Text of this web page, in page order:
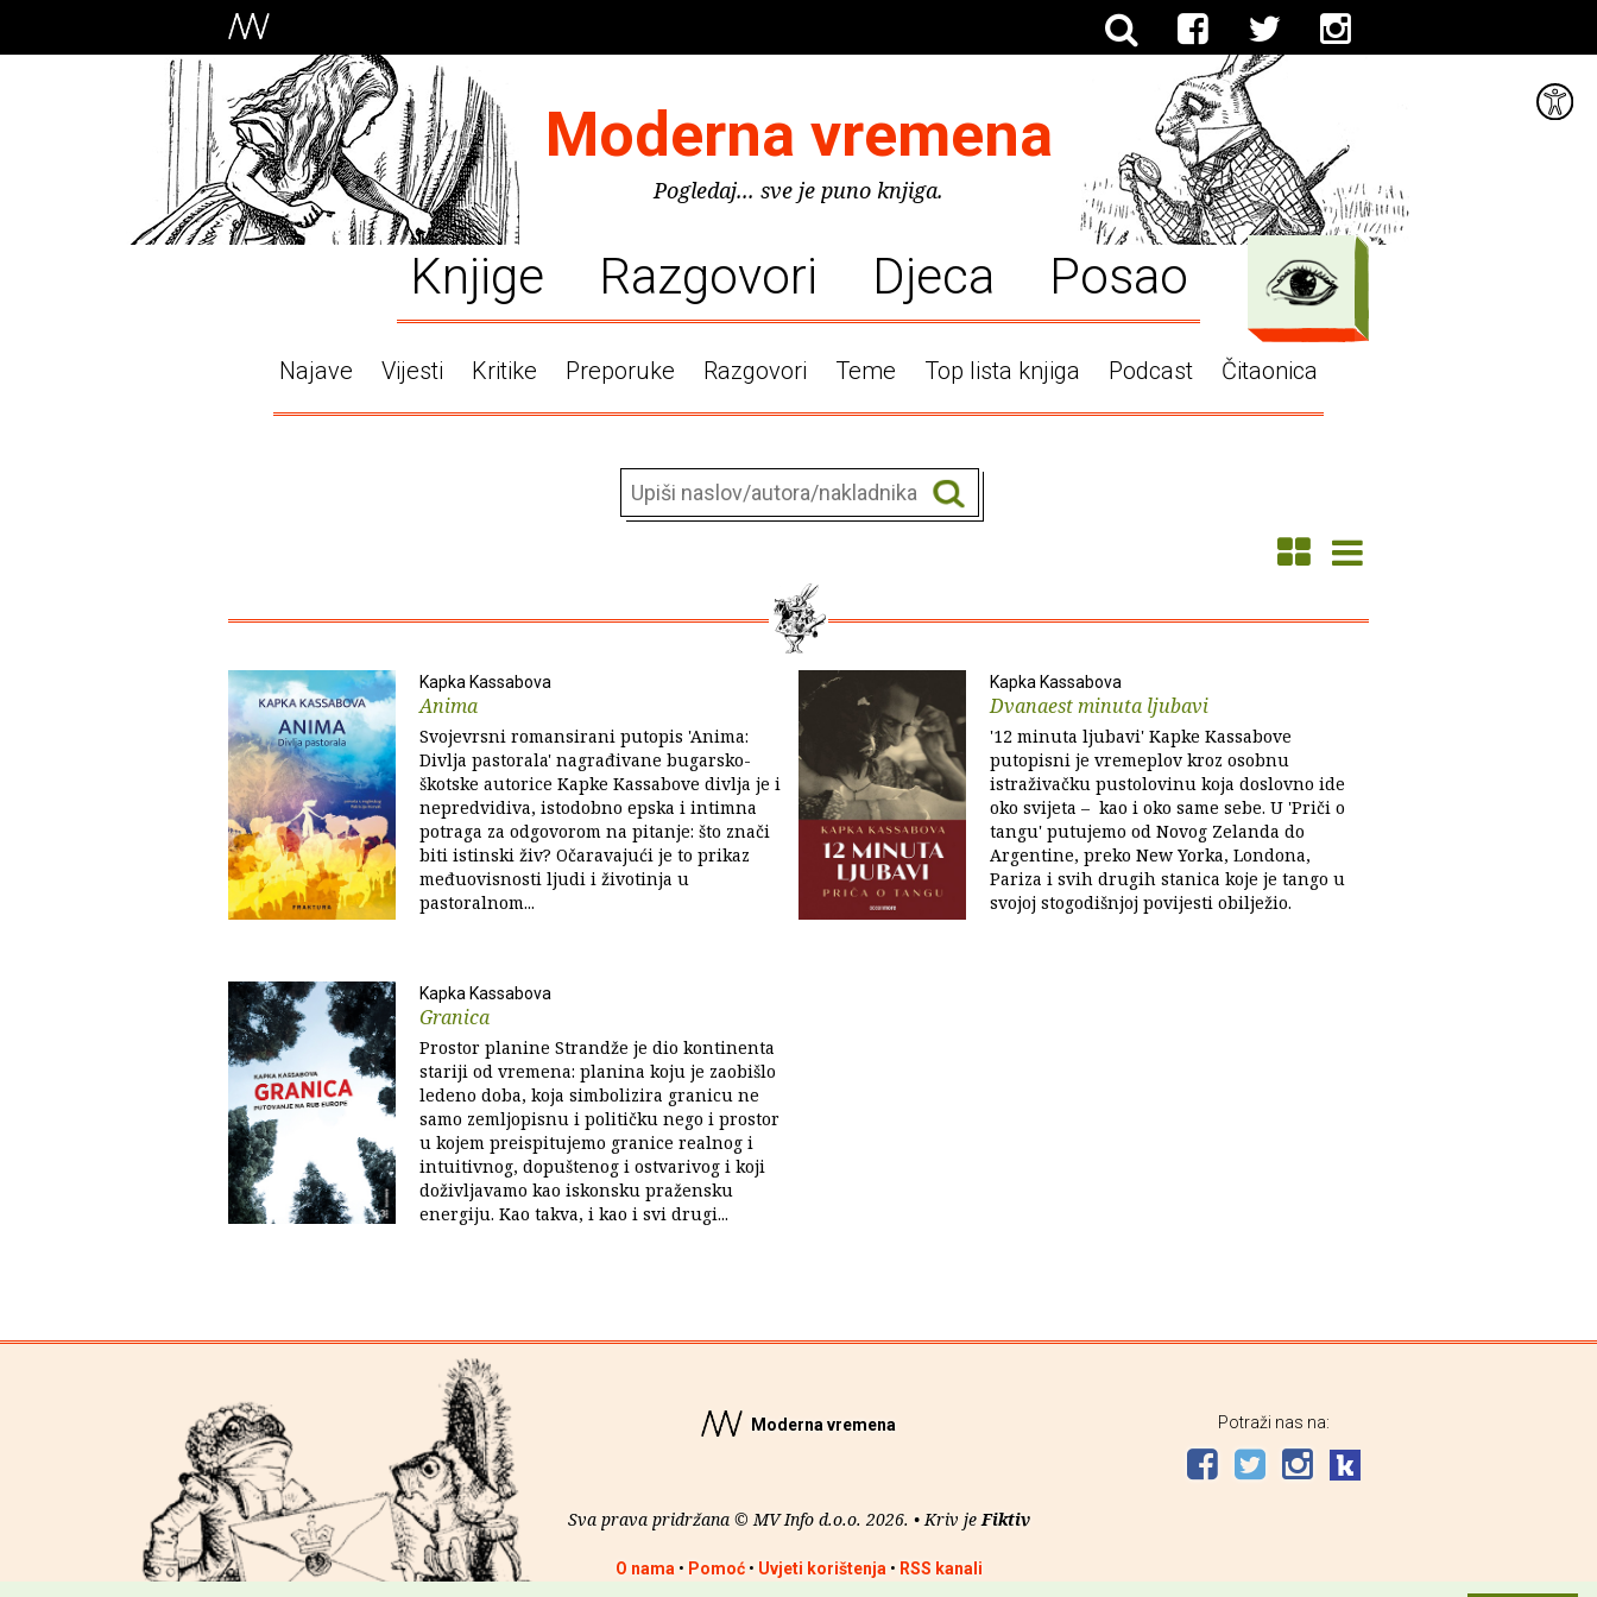
Moderna vremena
Pogledaj... sve je puno knjiga.
Knjige Razgovori Djeca Posao
Najave Vijesti Kritike Preporuke Razgovori Teme Top lista knjiga Podcast Čitaonica
Kapka Kassabova
Anima
Svojevrsni romansirani putopis 'Anima:
Divlja pastorala' nagrađiva­ne bugarsko-
škotske autorice Kapke Kassabove divlja je i
nepredvidiva, istodobno epska i intimna
potraga za odgovorom na pitanje: što znači
biti istinski živ? Očaravajući je to prikaz
međuovisnosti ljudi i životinja u
pastoralnom...
Kapka Kassabova
Dvanaest minuta ljubavi
'12 minuta ljubavi' Kapke Kassabove
putopisni je vremeplov kroz osobnu
istraživačku pustolovinu koja doslovno ide
oko svijeta – kao i oko same sebe. U 'Priči o
tangu' putujemo od Novog Zelanda do
Argentine, preko New Yorka, Londona,
Pariza i svih drugih stanica koje je tango u
svojoj stogodišnjoj povijesti obilježio.
Kapka Kassabova
Granica
Prostor planine Strandže je dio kontinenta
stariji od vremena: planina koju je zaobišlo
ledeno doba, koja simbolizira granicu ne
samo zemljopisnu i političku nego i prostor
u kojem preispitujemo granice realnog i
intuitivnog, dopuštenog i ostvarivog i koji
doživljavamo kao iskonsku pražensku
energiju. Kao takva, i kao i svi drugi...
Moderna vremena
Sva prava pridržana © MV Info d.o.o. 2026. • Kriv jeFiktiv
O nama • Pomoć• Uvjeti korištenja • RSS kanali
Potraži nas na: